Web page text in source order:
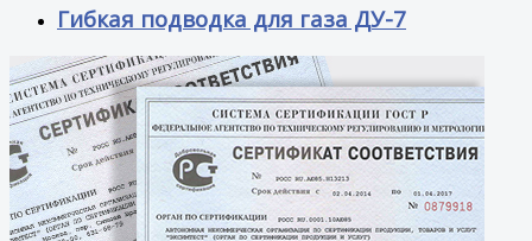
Гибкая подводка для газа ДУ-7